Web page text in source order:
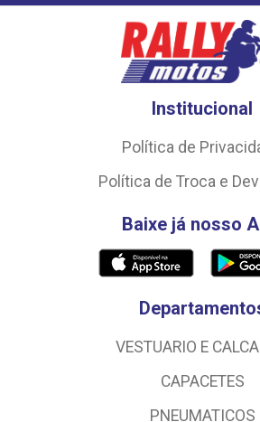
Institucional
Política de
Política de Troca e
Baixe já nosso
VESTUARIO E
CAPACETES
PNEUMATICOS